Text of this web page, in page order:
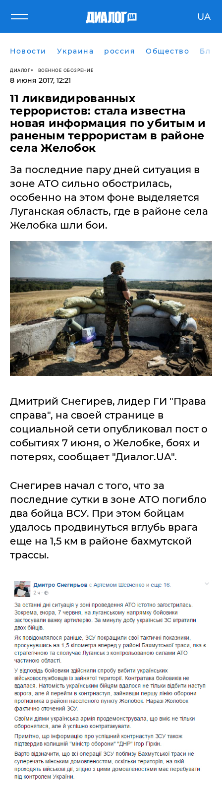
UA
Новости Украина россия Общество
ДИАЛОГ ВОЕННОЕ ОБОЗРЕНИЕ
8 июня 2017, 12:21
​11 ликвидированных
террористов: стала известна
новая информация по убитым и
раненым террористам в районе
села Желобок
За последние пару дней ситуация в
зоне АТО сильно обострилась,
особенно на этом фоне выделяется
Луганская область, где в районе села
Желобка шли бои.
Дмитрий Снегирев, лидер ГИ "Права
справа", на своей странице в
социальной сети опубликовал пост о
событиях 7 июня, о Желобке, боях и
потерях, сообщает "Диалог.UA".
Снегирев начал с того, что за
последние сутки в зоне АТО погибло
два бойца ВСУ. При этом бойцам
удалось продвинуться вглубь врага
еще на 1,5 км в районе бахмутской
трассы.